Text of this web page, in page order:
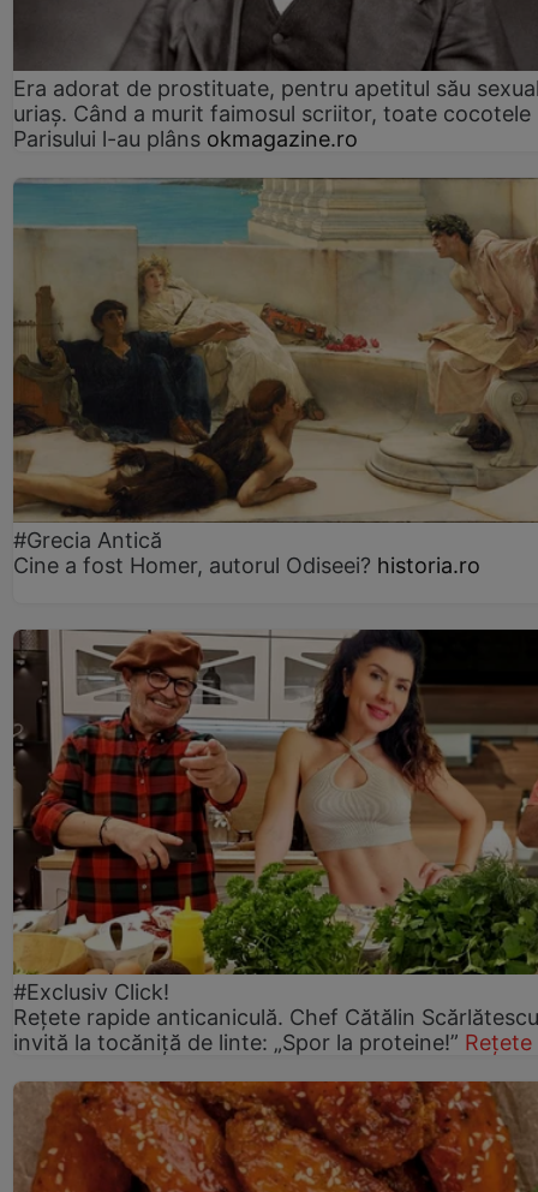
Era adorat de prostituate, pentru apetitul său
uriaș. Când a murit faimosul scriitor, toate cocotele
Parisului l-au plâns okmagazine.ro
#Grecia Antică
Cine a fost Homer, autorul Odiseei? historia.ro
#Exclusiv Click!
Rețete rapide anticaniculă. Chef Cătălin
invită la tocăniță de linte: „Spor la proteine!” Rețete